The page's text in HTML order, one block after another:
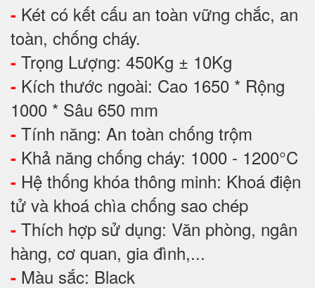
- Két có kết cấu an toàn vững chắc, an
toàn, chống cháy.
- Trọng Lượng: 450Kg ± 10Kg
- Kích thước ngoài: Cao 1650 * Rộng
1000 * Sâu 650 mm
- Tính năng: An toàn chống trộm
- Khả năng chống cháy: 1000 - 1200°C
- Hệ thống khóa thông minh: Khoá điện
tử và khoá chìa chống sao chép
- Thích hợp sử dụng: Văn phòng, ngân
hàng, cơ quan, gia đình,...
- Màu sắc: Black